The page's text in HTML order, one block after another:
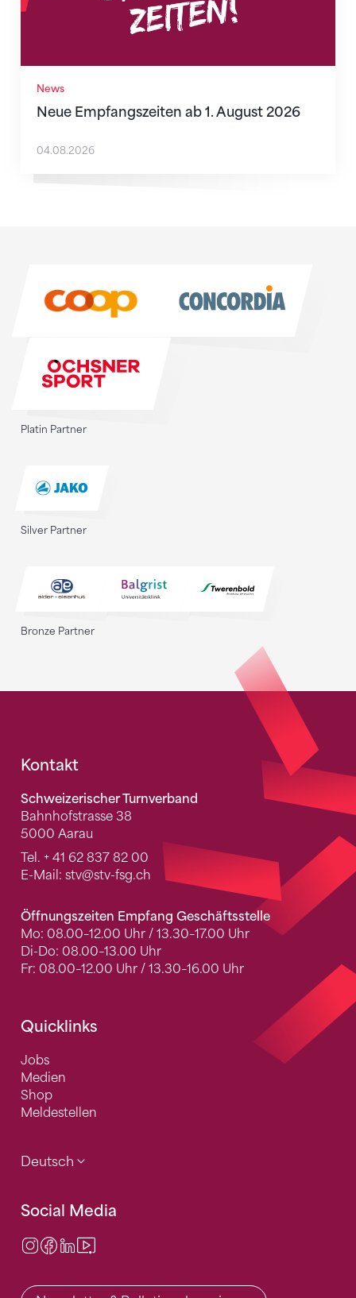
News
Neue Empfangszeiten ab 1. August 2026
04.08.2026
Platin Partner
Silver Partner
Bronze Partner
Fusszeile
Kontakt
Schweizerischer Turnverband
Bahnhofstrasse 38
5000 Aarau
Tel. + 41 62 837 82 00
E-Mail: stv@stv-fsg.ch
Öffnungszeiten Empfang Geschäftsstelle
Mo: 08.00–12.00 Uhr / 13.30–17.00 Uhr
Di-Do: 08.00–13.00 Uhr
Fr: 08.00–12.00 Uhr / 13.30–16.00 Uhr
Quicklinks
Jobs
Medien
Shop
Meldestellen
Deutsch
Social Media
Instagram
Facebook
LinkedIn